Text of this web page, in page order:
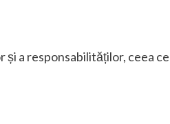
a responsabilităților, ceea